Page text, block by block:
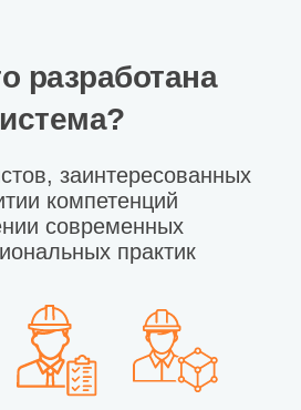
разработана
заинтересованных
компетенций
современных
практик